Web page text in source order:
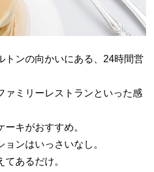
トンの向かいにある、24時間営
ァミリーレストランといった感
キがおすすめ。
ンはいっさいなし。
あるだけ。